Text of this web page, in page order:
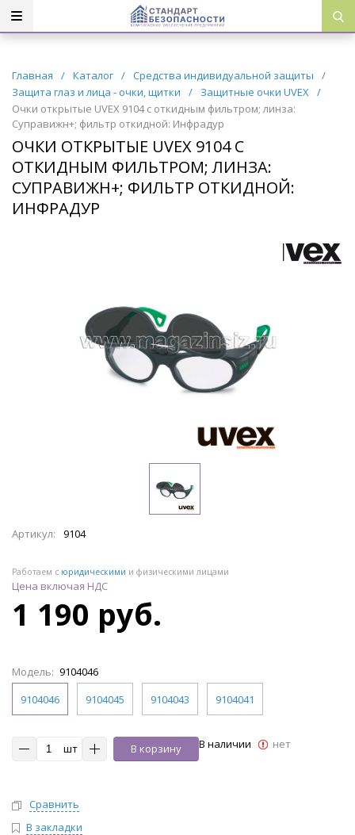
Главная / Каталог / Средства индивидуальной защиты
/
Защита глаз и лица - очки, щитки
/ Защитные очки UVEX /
Очки открытые UVEX 9104 с откидным фильтром; линза:
Суправижн+; фильтр откидной: Инфрадур
ОЧКИ ОТКРЫТЫЕ UVEX 9104 С
ОТКИДНЫМ ФИЛЬТРОМ; ЛИНЗА:
СУПРАВИЖН+; ФИЛЬТР ОТКИДНОЙ:
ИНФРАДУР
Артикул: 9104
Работаем с юридическими и физическими лицами
Цена включая НДС
1 190 руб.
Модель: 9104046
9104046
9104045 9104043 9104041
шт В корзину В наличии нет
Сравнить
В закладки